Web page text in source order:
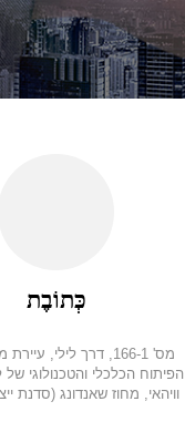
כְּתוֹבֶת
מס' 166-1, דרך לילי,
הפיתוח הכלכלי והטכנולוגי של
וויהאי, מחוז שאנדונג (סדנת